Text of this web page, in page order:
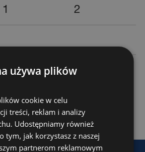
1 2
Pobierz kartę
ul. Ratajczaka 19, 61-814
18 05używa plików
cookie w celu
treści, reklam i analizy
Udostępniamy również
tym, jak korzystasz z naszej
partnerom reklamowym